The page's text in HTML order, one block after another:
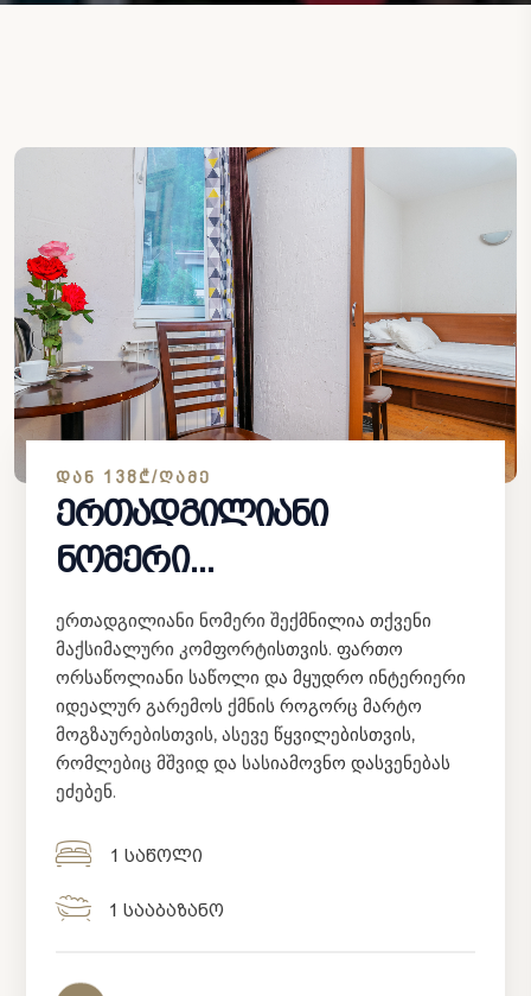
ᲓᲐᲜ 138₾/ᲦᲐᲛᲔ
ერთადგილიანი
ნომერი...
ერთადგილიანი ნომერი შექმნილია თქვენი
მაქსიმალური კომფორტისთვის. ფართო
ორსაწოლიანი საწოლი და მყუდრო ინტერიერი
იდეალურ გარემოს ქმნის როგორც მარტო
მოგზაურებისთვის, ასევე წყვილებისთვის,
რომლებიც მშვიდ და სასიამოვნო დასვენებას
ეძებენ.
1 საწოლი
1 სააბაზანო